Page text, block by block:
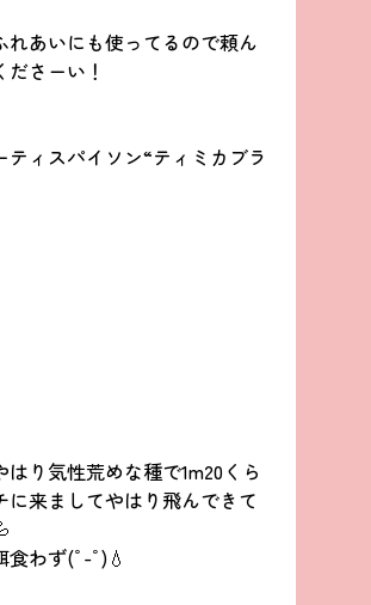
れあいにも使ってるので頼ん
ださーい！
ティスパイソン“ティミカブラ
はり気性荒めな種で1m20くら
に来ましてやはり飛んできて
食わず(ﾟ-ﾟ)💧